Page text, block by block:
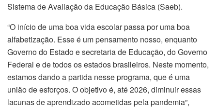
Sistema de Avaliação da Educação Básica (Saeb).
“O início de uma boa vida escolar passa por uma boa
alfabetização. Esse é um pensamento nosso, enquanto
Governo do Estado e secretaria de Educação, do Governo
Federal e de todos os estados brasileiros. Neste momento,
estamos dando a partida nesse programa, que é uma
união de esforços. O objetivo é, até 2026, diminuir essas
lacunas de aprendizado acometidas pela pandemia”,